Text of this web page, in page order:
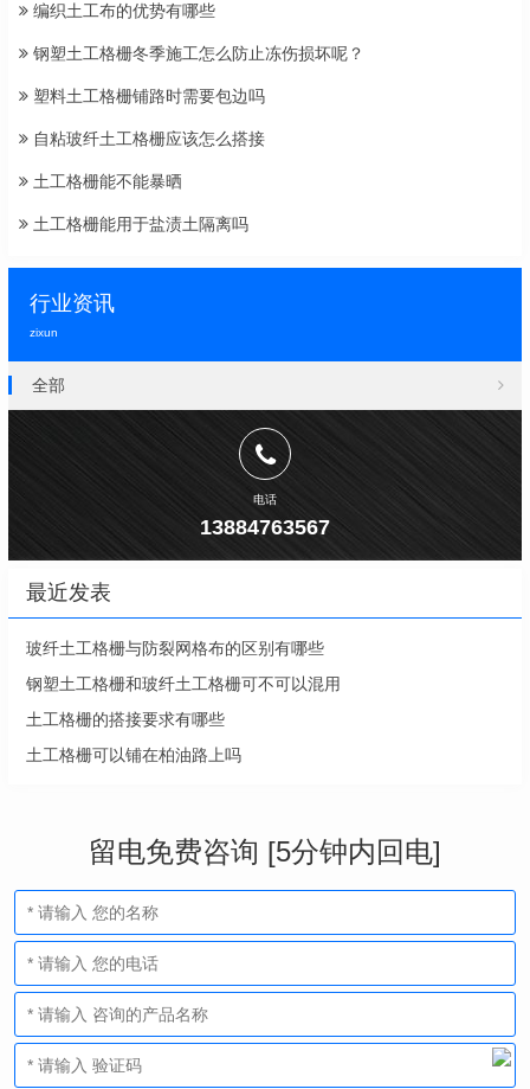
编织土工布的优势有哪些
钢塑土工格栅冬季施工怎么防止冻伤损坏呢？
塑料土工格栅铺路时需要包边吗
自粘玻纤土工格栅应该怎么搭接
土工格栅能不能暴晒
土工格栅能用于盐渍土隔离吗
行业资讯
zixun
全部
电话
13884763567
最近发表
玻纤土工格栅与防裂网格布的区别有哪些
钢塑土工格栅和玻纤土工格栅可不可以混用
土工格栅的搭接要求有哪些
土工格栅可以铺在柏油路上吗
留电免费咨询 [5分钟内回电]